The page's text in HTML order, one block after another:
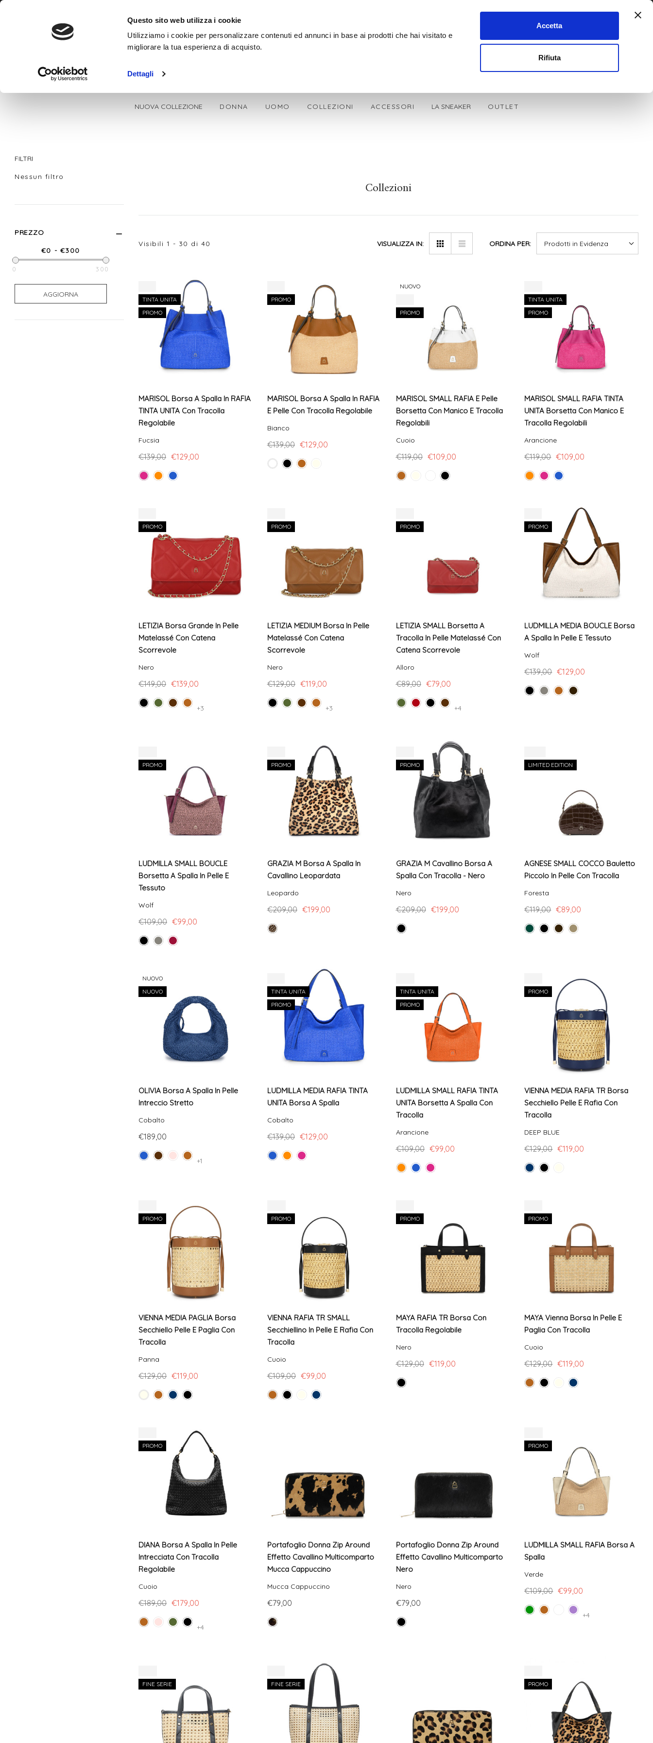
Questo sito web utilizza i cookie
Utilizziamo i cookie per personalizzare contenuti ed annunci in base ai prodotti che hai visitato e
migliorare la tua esperienza di acquisto.
Dettagli
Accetta
Rifiuta
Cerca
NUOVA COLLEZIONE DONNA UOMO COLLEZIONI ACCESSORI LA SNEAKER OUTLET
FILTRI
Nessun filtro
PREZZO
0 300
0 300
AGGIORNA
Collezioni
Visibili 1 - 30 di 40 VISUALIZZA IN: ORDINA PER:
TINTA UNITA
PROMO
MARISOL Borsa A Spalla In RAFIA
TINTA UNITA Con Tracolla
Regolabile
Fucsia
€139,00 €129,00
PROMO
MARISOL Borsa A Spalla In RAFIA
E Pelle Con Tracolla Regolabile
Bianco
€139,00 €129,00
NUOVO
PROMO
MARISOL SMALL RAFIA E Pelle
Borsetta Con Manico E Tracolla
Regolabili
Cuoio
€119,00 €109,00
TINTA UNITA
PROMO
MARISOL SMALL RAFIA TINTA
UNITA Borsetta Con Manico E
Tracolla Regolabili
Arancione
€119,00 €109,00
PROMO
LETIZIA Borsa Grande In Pelle
Matelassé Con Catena
Scorrevole
Nero
€149,00 €139,00
+3
PROMO
LETIZIA MEDIUM Borsa In Pelle
Matelassé Con Catena
Scorrevole
Nero
€129,00 €119,00
+3
PROMO
LETIZIA SMALL Borsetta A
Tracolla In Pelle Matelassé Con
Catena Scorrevole
Alloro
€89,00 €79,00
+4
PROMO
LUDMILLA MEDIA BOUCLE Borsa
A Spalla In Pelle E Tessuto
Wolf
€139,00 €129,00
PROMO
LUDMILLA SMALL BOUCLE
Borsetta A Spalla In Pelle E
Tessuto
Wolf
€109,00 €99,00
PROMO
GRAZIA M Borsa A Spalla In
Cavallino Leopardata
Leopardo
€209,00 €199,00
PROMO
GRAZIA M Cavallino Borsa A
Spalla Con Tracolla - Nero
Nero
€209,00 €199,00
LIMITED EDITION
AGNESE SMALL COCCO Bauletto
Piccolo In Pelle Con Tracolla
Foresta
€119,00 €89,00
NUOVO
NUOVO
OLIVIA Borsa A Spalla In Pelle
Intreccio Stretto
Cobalto
€189,00
+1
TINTA UNITA
PROMO
LUDMILLA MEDIA RAFIA TINTA
UNITA Borsa A Spalla
Cobalto
€139,00 €129,00
TINTA UNITA
PROMO
LUDMILLA SMALL RAFIA TINTA
UNITA Borsetta A Spalla Con
Tracolla
Arancione
€109,00 €99,00
PROMO
VIENNA MEDIA RAFIA TR Borsa
Secchiello Pelle E Rafia Con
Tracolla
DEEP BLUE
€129,00 €119,00
PROMO
VIENNA MEDIA PAGLIA Borsa
Secchiello Pelle E Paglia Con
Tracolla
Panna
€129,00 €119,00
PROMO
VIENNA RAFIA TR SMALL
Secchiellino In Pelle E Rafia Con
Tracolla
Cuoio
€109,00 €99,00
PROMO
MAYA RAFIA TR Borsa Con
Tracolla Regolabile
Nero
€129,00 €119,00
PROMO
MAYA Vienna Borsa In Pelle E
Paglia Con Tracolla
Cuoio
€129,00 €119,00
PROMO
DIANA Borsa A Spalla In Pelle
Intrecciata Con Tracolla
Regolabile
Cuoio
€189,00 €179,00
+4
Portafoglio Donna Zip Around
Effetto Cavallino Multicomparto
Mucca Cappuccino
Mucca Cappuccino
€79,00
Portafoglio Donna Zip Around
Effetto Cavallino Multicomparto
Nero
Nero
€79,00
PROMO
LUDMILLA SMALL RAFIA Borsa A
Spalla
Verde
€109,00 €99,00
+4
FINE SERIE
FINE SERIE
PROMO